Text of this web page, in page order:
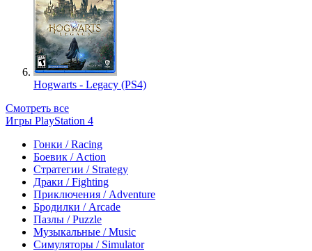
Hogwarts - Legacy (PS4)
Смотреть все
Игры PlayStation 4
Гонки / Racing
Боевик / Action
Стратегии / Strategy
Драки / Fighting
Приключения / Adventure
Бродилки / Arcade
Пазлы / Puzzle
Музыкальные / Music
Симуляторы / Simulator